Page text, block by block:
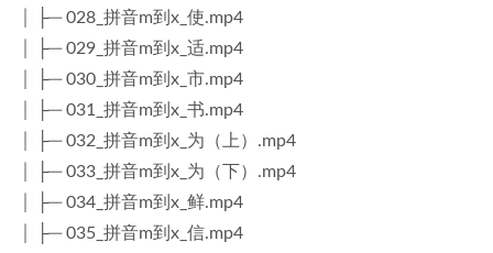
│ ├─ 028_拼音m到x_使.mp4
│ ├─ 029_拼音m到x_适.mp4
│ ├─ 030_拼音m到x_市.mp4
│ ├─ 031_拼音m到x_书.mp4
│ ├─ 032_拼音m到x_为（上）.mp4
│ ├─ 033_拼音m到x_为（下）.mp4
│ ├─ 034_拼音m到x_鲜.mp4
│ ├─ 035_拼音m到x_信.mp4